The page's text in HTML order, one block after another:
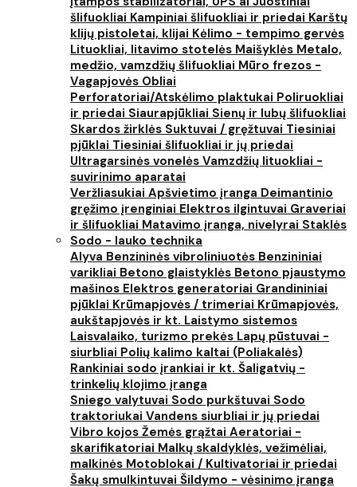
šlifuokliai Kampiniai šlifuokliai ir priedai Karštų
klijų pistoletai, klijai Kėlimo - tempimo gervės
Lituokliai, litavimo stotelės Maišyklės Metalo,
medžio, vamzdžių šlifuokliai Mūro frezos -
Vagapjovės Obliai
Perforatoriai/Atskėlimo plaktukai Poliruokliai
ir priedai Siaurapjūkliai Sienų ir lubų šlifuokliai
Skardos žirklės Suktuvai / gręžtuvai Tiesiniai
pjūklai Tiesiniai šlifuokliai ir jų priedai
Ultragarsinės vonelės Vamzdžių lituokliai -
suvirinimo aparatai
Veržliasukiai Apšvietimo įranga Deimantinio
gręžimo įrenginiai Elektros ilgintuvai Graveriai
ir šlifuokliai Matavimo įranga, nivelyrai Staklės
Sodo - lauko technika
Alyva Benzininės vibroliniuotės Benzininiai
varikliai Betono glaistyklės Betono pjaustymo
mašinos Elektros generatoriai Grandininiai
pjūklai Krūmapjovės / trimeriai Krūmapjovės,
aukštapjovės ir kt. Laistymo sistemos
Laisvalaiko, turizmo prekės Lapų pūstuvai -
siurbliai Polių kalimo kaltai (Poliakalės)
Rankiniai sodo įrankiai ir kt. Šaligatvių -
trinkelių klojimo įranga
Sniego valytuvai Sodo purkštuvai Sodo
traktoriukai Vandens siurbliai ir jų priedai
Vibro kojos Žemės grąžtai Aeratoriai -
skarifikatoriai Malkų skaldyklės, vežimėliai,
malkinės Motoblokai / Kultivatoriai ir priedai
Šakų smulkintuvai Šildymo - vėsinimo įranga